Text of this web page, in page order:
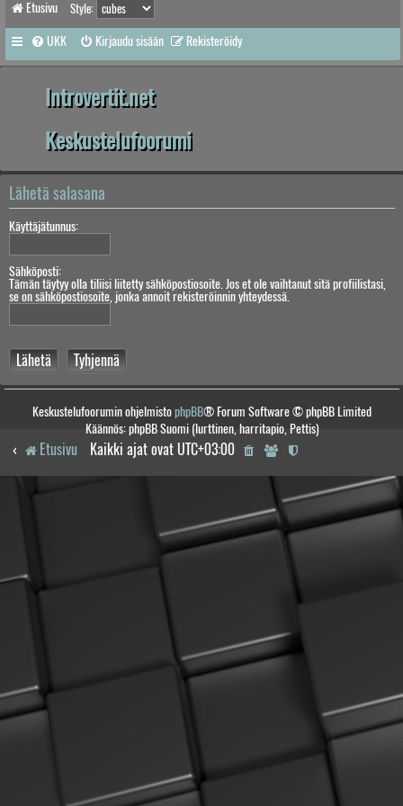
Etusivu Style:
UKK Kirjaudu sisään Rekisteröidy
Introvertit.net
Keskustelufoorumi
Lähetä salasana
Käyttäjätunnus:
Sähköposti:
Tämän täytyy olla tiliisi liitetty sähköpostiosoite. Jos et ole vaihtanut sitä profiilistasi,
se on sähköpostiosoite, jonka annoit rekisteröinnin yhteydessä.
Keskustelufoorumin ohjelmistophpBB® Forum Software © phpBB Limited
Käännös: phpBB Suomi (lurttinen, harritapio, Pettis)
Etusivu Kaikki ajat ovat UTC+03:00